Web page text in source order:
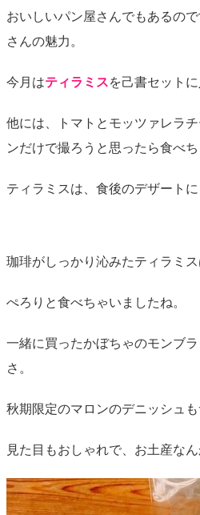
おいしいパン屋さんでもあるの
さんの魅力。
今月はティラミスを己書セット
他には、トマトとモッツァレラ
ンだけで撮ろうと思ったら食べ
ティラミスは、食後のデザート
珈琲がしっかり沁みたティラミ
ぺろりと食べちゃいましたね。
一緒に買ったかぼちゃのモンブ
さ。
秋期限定のマロンのデニッシュ
見た目もおしゃれで、お土産な